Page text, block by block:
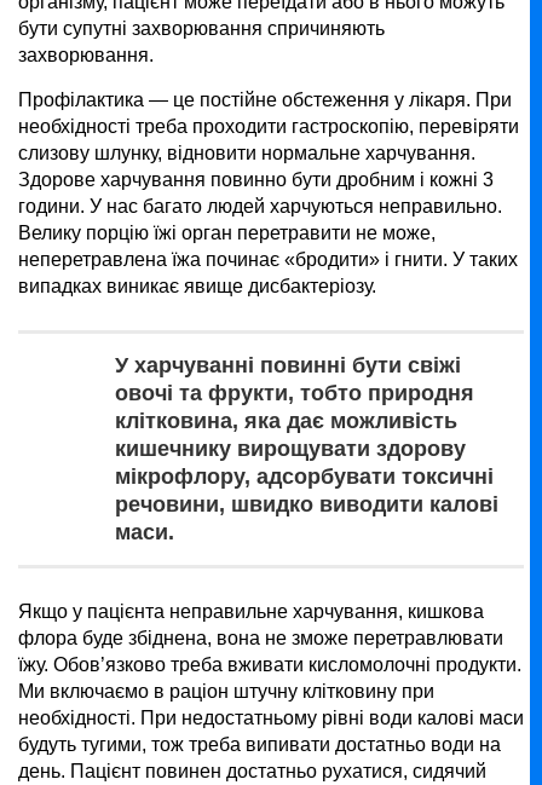
бути супутні захворювання спричиняють
захворювання.
Профілактика — це постійне обстеження у лікаря. При
необхідності треба проходити гастроскопію, перевіряти
слизову шлунку, відновити нормальне харчування.
Здорове харчування повинно бути дробним і кожні 3
години. У нас багато людей харчуються неправильно.
Велику порцію їжі орган перетравити не може,
неперетравлена їжа починає «бродити» і гнити. У таких
випадках виникає явище дисбактеріозу.
У харчуванні повинні бути свіжі
овочі та фрукти, тобто природня
клітковина, яка дає можливість
кишечнику вирощувати здорову
мікрофлору, адсорбувати токсичні
речовини, швидко виводити калові
маси.
Якщо у пацієнта неправильне харчування, кишкова
флора буде збіднена, вона не зможе перетравлювати
їжу. Обов’язково треба вживати кисломолочні продукти.
Ми включаємо в раціон штучну клітковину при
необхідності. При недостатньому рівні води калові маси
будуть тугими, тож треба випивати достатньо води на
день. Пацієнт повинен достатньо рухатися, сидячий